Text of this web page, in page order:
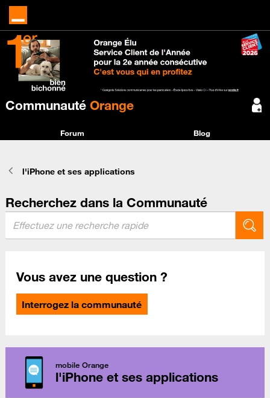
Communauté Orange
Forum Blog
l'iPhone et ses applications
Recherchez dans la Communauté
Vous avez une question ?
Interrogez la communauté
mobile Orange
l'iPhone et ses applications